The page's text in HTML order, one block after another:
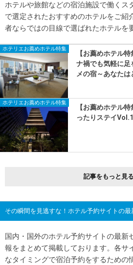
ホテルや旅館などの宿泊施設で働くス
で選定されたおすすめのホテルをご紹
者ならではの目線で選ばれたホテルを
ホテリエお薦めホテル特集
【お薦めホテル
ナ禍でも気軽に足
メの宿～あなたは
ホテリエお薦めホテル特集
【お薦めホテル
ったりステイ
記事をもっと見る
その瞬間を見逃すな！ホテル予約サイトの最
国内・国外のホテル予約サイトの最新
報をまとめて掲載しております。各サ
なタイミングで宿泊予約をするための